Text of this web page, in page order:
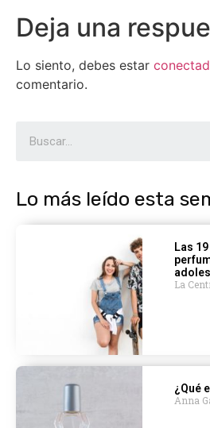
Deja una
Lo siento, debes estar
comentario.
Lo más leído esta
Las
La
¿Qué
Anna